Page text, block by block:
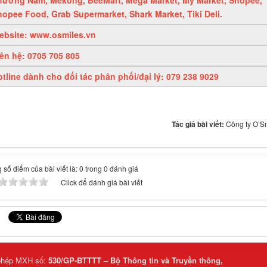
Food, Grab Supermarket, Shark Market, Tiki Deli.
www.osmiles.vn
hệ: 0705 705 805
dành cho đối tác phân phối/đại lý: 079 238 9029
Tác giả bài viết: Công ty
số điểm của bài viết là: 0 trong 0 đánh giá
Click để đánh giá bài viết
MXH số: 530/GP-BTTTT – Bộ Thông tin và Truyền thông,